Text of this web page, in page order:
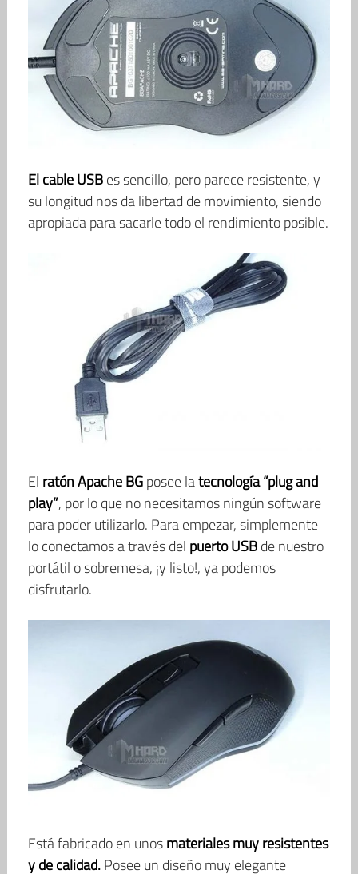
El cable USBes sencillo, pero parece resistente, y
su longitud nos da libertad de movimiento, siendo
apropiada para sacarle todo el rendimiento posible.
El ratón Apache BGposee latecnología “plug and
play”, por lo que no necesitamos ningún software
para poder utilizarlo. Para empezar, simplemente
lo conectamos a través del puerto USBde nuestro
portátil o sobremesa, ¡y listo!, ya podemos
disfrutarlo.
Está fabricado en unosmateriales muy resistentes
y de calidad.Posee un diseño muy elegante